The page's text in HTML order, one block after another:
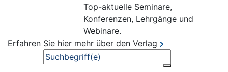
Top-aktuelle Seminare,
Konferenzen, Lehrgänge und
Webinare.
Erfahren Sie hier mehr über den Verlag
Suche